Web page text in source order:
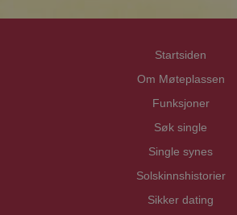
Startsiden
Om Møteplassen
Funksjoner
Søk single
Single synes
Solskinnshistorier
Sikker dating